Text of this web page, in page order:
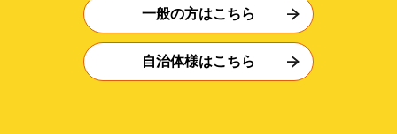
一般の方はこちら
自治体様はこちら